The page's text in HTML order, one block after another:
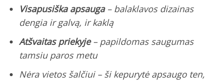
Visapusiška apsauga– balaklavos dizainas
dengia ir galvą, ir kaklą
Atšvaitas priekyje– papildomas saugumas
tamsiu paros metu
Nėra vietos šalčiui– ši kepurytė apsaugo ten,